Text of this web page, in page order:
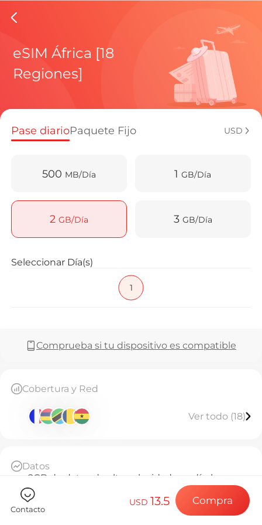
eSIMs
Planes
¿Cómo
Ventajas
Preguntas
Elija su
Instale su
Disfrute de su
Conexión a
eSIM África [18
Regiones]
Pase diarioPaquete Fijo USD
500 MB/Día 1GB/Día
2GB/Día 3 GB/Día
Seleccionar Día(s)
1
Comprueba si tu dispositivo es compatible
Cobertura y Red
Ver todo (18)
Datos
2GB de datos de alta velocidad por día, luego
throttled a 384kbps ilimitado
Base Diaria
A partir de la activación, cada 24 horas cuenta
Contacto
USD 13.5 Compra